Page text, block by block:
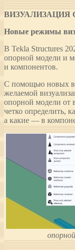
Новые режимы
В Tekla Structures
опорной модели и
и компонентов.
С помощью новых
желаемой
опорной модели от
четко определить,
а какие — в